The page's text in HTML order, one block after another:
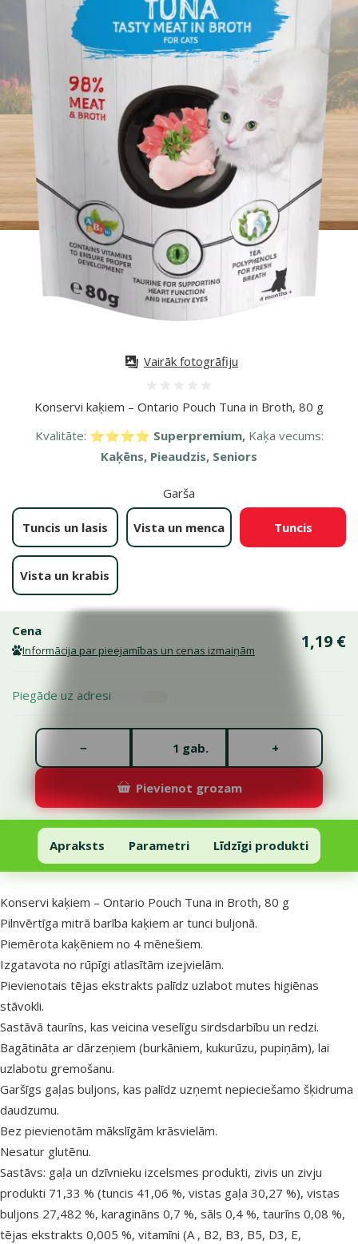
Konservi kaķiem – Ontario Pouch Tuna in Broth, 80 g
Kvalitāte: ⭐⭐⭐⭐ Superpremium, Kaķa vecums:
Kaķēns, Pieaudzis, Seniors
Garša
Tuncis un lasis Vista un menca Tuncis
Vista un krabis
Cena
Informācija par pieejamības un cenas izmaiņām 1,19 €
Piegāde uz adresi
gab.
− +
Pievienot grozam
Vairāk fotogrāfiju
Konservi kaķiem – Ontario Pouch Tuna in Broth, 80 g
Pievienot grozam
Apraksts Parametri Līdzīgi produkti
Uz lapas sākumu
superzoo.product.detail.content
Konservi kaķiem – Ontario Pouch Tuna in Broth, 80 g
Pilnvērtīga mitrā barība kaķiem ar tunci buljonā.
Piemērota kaķēniem no 4 mēnešiem.
Izgatavota no rūpīgi atlasītām izejvielām.
Pievienotais tējas ekstrakts palīdz uzlabot mutes higiēnas
stāvokli.
Sastāvā taurīns, kas veicina veselīgu sirdsdarbību un redzi.
Bagātināta ar dārzeņiem (burkāniem, kukurūzu, pupiņām), lai
uzlabotu gremošanu.
Garšīgs gaļas buljons, kas palīdz uzņemt nepieciešamo šķidruma
daudzumu.
Bez pievienotām mākslīgām krāsvielām.
Nesatur glutēnu.
Sastāvs: gaļa un dzīvnieku izcelsmes produkti, zivis un zivju
produkti 71,33 % (tuncis 41,06 %, vistas gaļa 30,27 %), vistas
buljons 27,482 %, karagināns 0,7 %, sāls 0,4 %, taurīns 0,08 %,
tējas ekstrakts 0,005 %, vitamīni (A , B2, B3, B5, D3, E,